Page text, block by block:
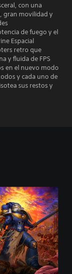
con una
gran movilidad y
de fuego y el
Espacial
retro que
y fluida de FPS
en el nuevo modo
y cada uno de
sus restos y